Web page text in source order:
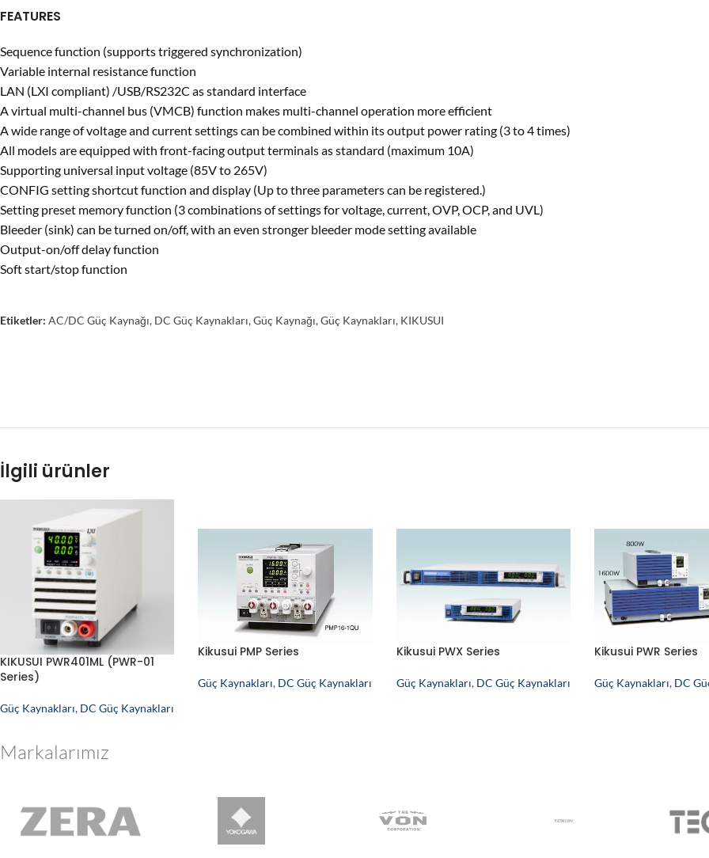
FEATURES
Sequence function (supports triggered synchronization)
Variable internal resistance function
LAN (LXI compliant) /USB/RS232C as standard interface
A virtual multi-channel bus (VMCB) function makes multi-channel operation more efficient
A wide range of voltage and current settings can be combined within its output power rating (3 to 4 times)
All models are equipped with front-facing output terminals as standard (maximum 10A)
Supporting universal input voltage (85V to 265V)
CONFIG setting shortcut function and display (Up to three parameters can be registered.)
Setting preset memory function (3 combinations of settings for voltage, current, OVP, OCP, and UVL)
Bleeder (sink) can be turned on/off, with an even stronger bleeder mode setting available
Output-on/off delay function
Soft start/stop function
Etiketler: AC/DC Güç Kaynağı, DC Güç Kaynakları,Güç Kaynağı,Güç Kaynakları, KIKUSUI
İlgili ürünler
KIKUSUI PWR401ML (PWR-01
Series)
Güç Kaynakları, DC Güç Kaynakları
Kikusui PMP Series
Güç Kaynakları, DC Güç Kaynakları
Kikusui PWX Series
Güç Kaynakları, DC Güç Kaynakları
Kikusui PWR Series
Güç Kaynakları, DC
Markalarımız